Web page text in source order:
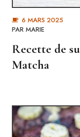
6 MARS 2025
PAR MARIE
Recette de
Matcha